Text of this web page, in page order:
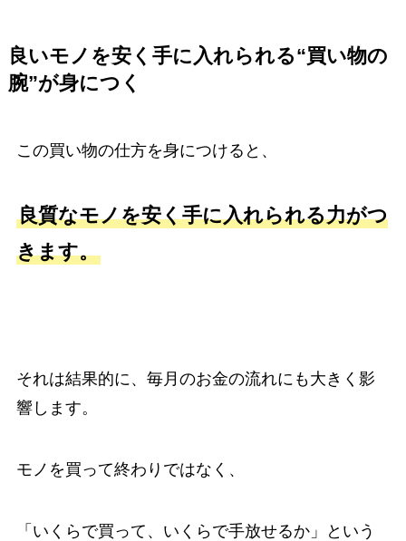
良いモノを安く手に入れられる“買い物の
腕”が身につく
この買い物の仕方を身につけると、
良質なモノを安く手に入れられる力がつ
きます。
それは結果的に、毎月のお金の流れにも大きく影
響します。
モノを買って終わりではなく、
「いくらで買って、いくらで手放せるか」という